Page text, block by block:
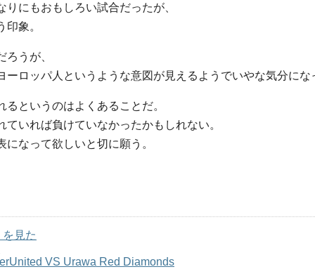
にもおもしろい試合だったが、
象。
うが、
ーロッパ人というような意図が見えるようでいやな気分にな
というのはよくあることだ。
いれば負けていなかったかもしれない。
なって欲しいと切に願う。
見た
VS Urawa Red Diamonds